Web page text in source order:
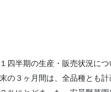
四半期の生産・販売状況につ
の３ヶ月間は、全品種とも計